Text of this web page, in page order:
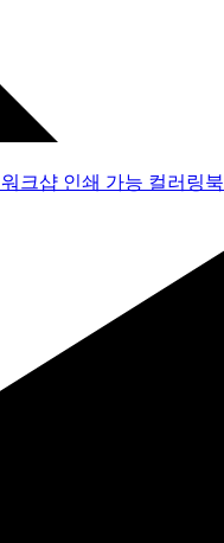
워크샵 인쇄 가능 컬러링북